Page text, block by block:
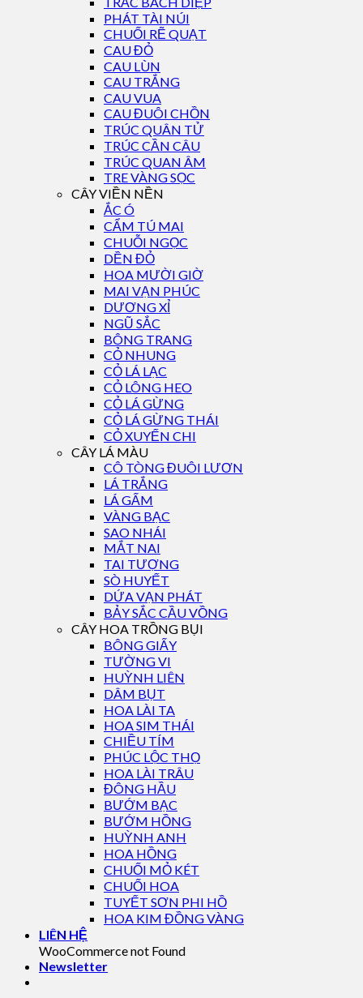
PHÁT TÀI NÚI
CHUỐI RẼ QUẠT
CAU ĐỎ
CAU LÙN
CAU TRẮNG
CAU VUA
CAU ĐUÔI CHỒN
TRÚC QUÂN TỬ
TRÚC CẦN CÂU
TRÚC QUAN ÂM
TRE VÀNG SỌC
CÂY VIỀN NỀN
ẮC Ó
CẨM TÚ MAI
CHUỖI NGỌC
DỀN ĐỎ
HOA MƯỜI GIỜ
MAI VẠN PHÚC
DƯƠNG XỈ
NGŨ SẮC
BÔNG TRANG
CỎ NHUNG
CỎ LÁ LẠC
CỎ LÔNG HEO
CỎ LÁ GỪNG
CỎ LÁ GỪNG THÁI
CỎ XUYẾN CHI
CÂY LÁ MÀU
CÔ TÒNG ĐUÔI LƯƠN
LÁ TRẮNG
LÁ GẤM
VÀNG BẠC
SAO NHÁI
MẮT NAI
TAI TƯỢNG
SÒ HUYẾT
DỨA VẠN PHÁT
BẢY SẮC CẦU VỒNG
CÂY HOA TRỒNG BỤI
BÔNG GIẤY
TƯỜNG VI
HUỲNH LIÊN
DÂM BỤT
HOA LÀI TA
HOA SIM THÁI
CHIỀU TÍM
PHÚC LỘC THỌ
HOA LÀI TRÂU
ĐÔNG HẦU
BƯỚM BẠC
BƯỚM HỒNG
HUỲNH ANH
HOA HỒNG
CHUỐI MỎ KÉT
CHUỐI HOA
TUYẾT SƠN PHI HỒ
HOA KIM ĐỒNG VÀNG
LIÊN HỆ
WooCommerce not Found
Newsletter